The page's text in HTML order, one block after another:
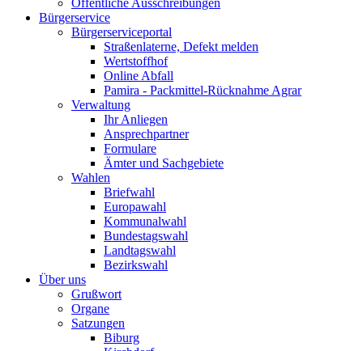
Öffentliche Ausschreibungen
Bürgerservice
Bürgerserviceportal
Straßenlaterne, Defekt melden
Wertstoffhof
Online Abfall
Pamira - Packmittel-Rücknahme Agrar
Verwaltung
Ihr Anliegen
Ansprechpartner
Formulare
Ämter und Sachgebiete
Wahlen
Briefwahl
Europawahl
Kommunalwahl
Bundestagswahl
Landtagswahl
Bezirkswahl
Über uns
Grußwort
Organe
Satzungen
Biburg